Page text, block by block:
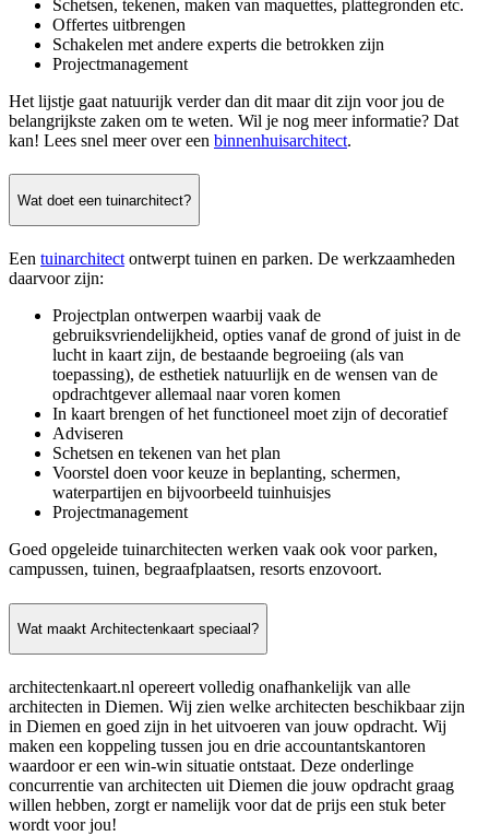
Schetsen, tekenen, maken van maquettes, plattegronden etc.
Offertes uitbrengen
Schakelen met andere experts die betrokken zijn
Projectmanagement
Het lijstje gaat natuurijk verder dan dit maar dit zijn voor jou de
belangrijkste zaken om te weten. Wil je nog meer informatie? Dat
kan! Lees snel meer over een binnenhuisarchitect.
Wat doet een tuinarchitect?
Een tuinarchitect ontwerpt tuinen en parken. De werkzaamheden
daarvoor zijn:
Projectplan ontwerpen waarbij vaak de
gebruiksvriendelijkheid, opties vanaf de grond of juist in de
lucht in kaart zijn, de bestaande begroeiing (als van
toepassing), de esthetiek natuurlijk en de wensen van de
opdrachtgever allemaal naar voren komen
In kaart brengen of het functioneel moet zijn of decoratief
Adviseren
Schetsen en tekenen van het plan
Voorstel doen voor keuze in beplanting, schermen,
waterpartijen en bijvoorbeeld tuinhuisjes
Projectmanagement
Goed opgeleide tuinarchitecten werken vaak ook voor parken,
campussen, tuinen, begraafplaatsen, resorts enzovoort.
Wat maakt Architectenkaart speciaal?
architectenkaart.nl opereert volledig onafhankelijk van alle
architecten in Diemen. Wij zien welke architecten beschikbaar zijn
in Diemen en goed zijn in het uitvoeren van jouw opdracht. Wij
maken een koppeling tussen jou en drie accountantskantoren
waardoor er een win-win situatie ontstaat. Deze onderlinge
concurrentie van architecten uit Diemen die jouw opdracht graag
willen hebben, zorgt er namelijk voor dat de prijs een stuk beter
wordt voor jou!